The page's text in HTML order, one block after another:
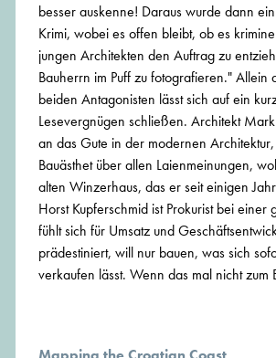
besser auskenne! Daraus wurde dann
Krimi, wobei es offen bleibt, ob es
jungen Architekten den Auftrag zu
Bauherrn im Puff zu fotografieren." Allein
beiden Antagonisten lässt sich auf ein
Lesevergnügen schließen. Architekt
an das Gute in der modernen
Bauästhet über allen Laienmeinungen,
alten Winzerhaus, das er seit einigen
Horst Kupferschmid ist Prokurist bei einer
fühlt sich für Umsatz und
prädestiniert, will nur bauen, was sich
verkaufen lässt. Wenn das mal nicht zum